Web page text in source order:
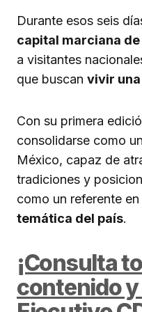
Durante esos seis
capital marciana
a visitantes
que buscan vivir
Con su primera
consolidarse como
México, capaz de
tradiciones y
como un referente en
temática del país.
¡Consulta
contenido